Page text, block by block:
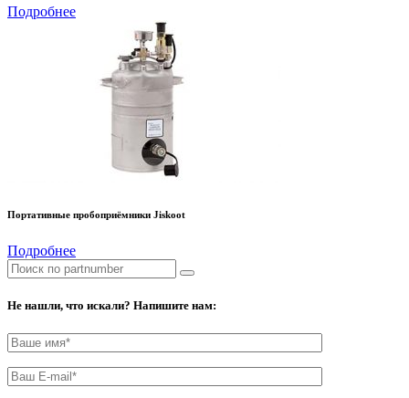
Подробнее
Портативные пробоприёмники Jiskoot
Подробнее
Не нашли, что искали? Напишите нам: